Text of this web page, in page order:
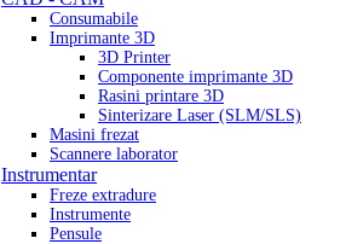
Consumabile
Imprimante 3D
3D Printer
Componente imprimante 3D
Rasini printare 3D
Sinterizare Laser (SLM/SLS)
Masini frezat
Scannere laborator
Instrumentar
Freze extradure
Instrumente
Pensule